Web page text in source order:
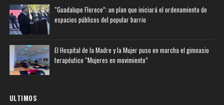
“Guadalupe Florece”: un plan que iniciará el ordenamiento de
espacios públicos del popular barrio
El Hospital de la Madre y la Mujer puso en marcha el gimnasio
terapéutico “Mujeres en movimiento”
ULTIMOS